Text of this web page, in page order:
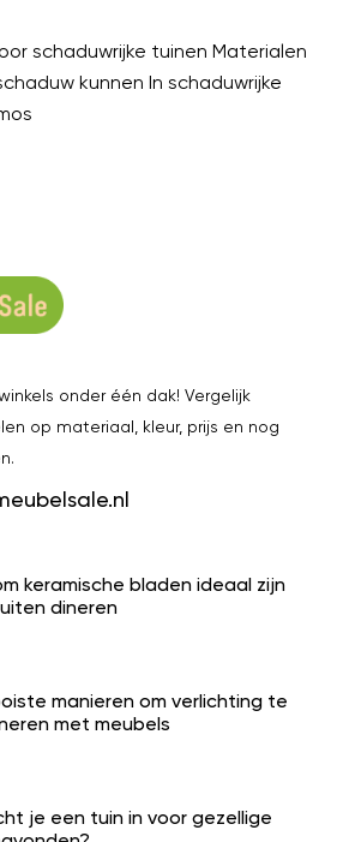
schaduwrijke tuinen Materialen
kunnen In schaduwrijke
onder één dak! Vergelijk
op materiaal, kleur, prijs en nog
keramische bladen ideaal zijn
dineren
manieren om verlichting te
met meubels
je een tuin in voor gezellige